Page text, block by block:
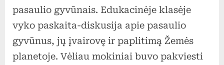
pasaulio gyvūnais. Edukacinėje klasėje
vyko paskaita-diskusija apie pasaulio
gyvūnus, jų įvairovę ir paplitimą Žemės
planetoje. Vėliau mokiniai buvo pakviesti